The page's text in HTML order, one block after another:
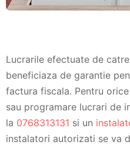
Lucrarile efectuate de
beneficiaza de garantie
factura fiscala. Pentru
sau programare lucrari de
la 0768313131 si un
instalatori autorizati se va